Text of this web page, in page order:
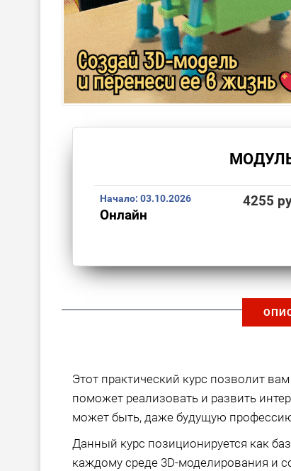
Начало: 03.10.2026
Онлайн
4255
Этот практический курс позволит
поможет реализовать и развить
может быть, даже будущую
Данный курс позиционируется как
каждому среде 3D-моделирования и